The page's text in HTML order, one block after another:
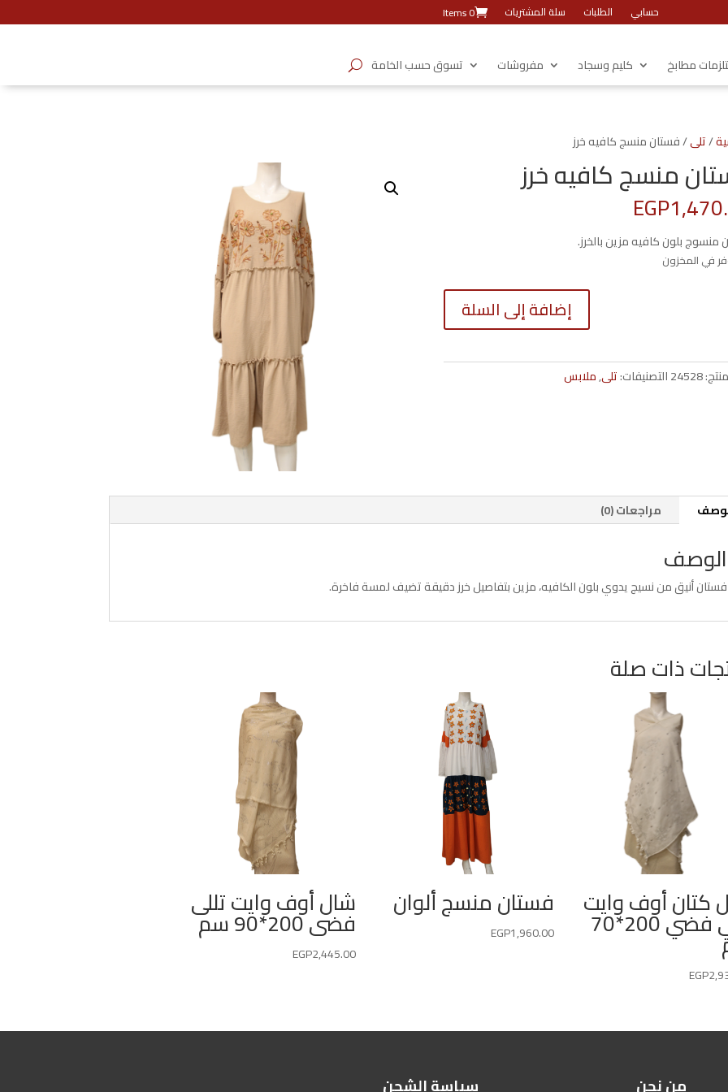
حسابي الطلبات سلة المشتريات 0 Items
مطابخ كليم وسجاد مفروشات تسوق حسب الخامة
/تلى/ فستان منسج كافيه خرز
منسج كافيه خرز
EGP
منسوج بلون كافيه مزين بالخرز.
كمية
منسج
إضافة إلى السلة
24528التصنيفات:تلى,ملابس
مراجعات (0)
الوصف
فستان أنيق من نسيج يدوي بلون الكافيه، مزين بتفاصيل خرز دقيقة تضيف لمسة فاخرة.
ذات صلة
كتان أوف وايت
تللي فضي 200*70
EGP
فستان منسج ألوان
EGP1,960.00
شال أوف وايت تللى
فضى 200*90 سم
EGP2,445.00
سياسة الشحن من نحن